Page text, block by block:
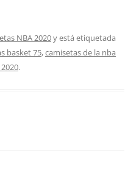
NBA 2020y está etiquetada
basket 75,camisetas de la nba
.